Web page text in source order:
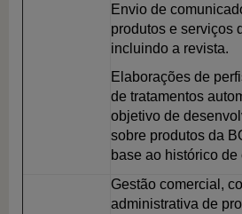
Envio de
produtos e serviços
incluindo a revista.
Elaborações de
de tratamentos
objetivo de
sobre produtos da
base ao histórico de
Gestão comercial,
administrativa de